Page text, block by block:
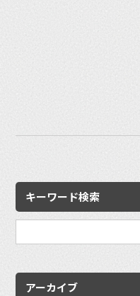
キーワード検索
アーカイブ